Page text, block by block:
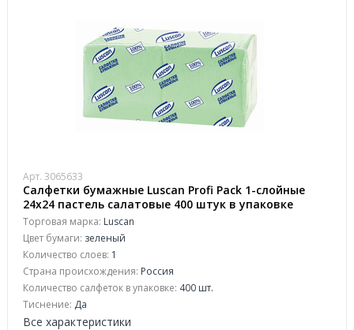
Арт. 3065633
Салфетки бумажные Luscan Profi Pack 1-слойные
24х24 пастель салатовые 400 штук в упаковке
Торговая марка: Luscan
Цвет бумаги: зеленый
Количество слоев: 1
Страна происхождения: Россия
Количество салфеток в упаковке: 400 шт.
Тиснение: Да
Все характеристики